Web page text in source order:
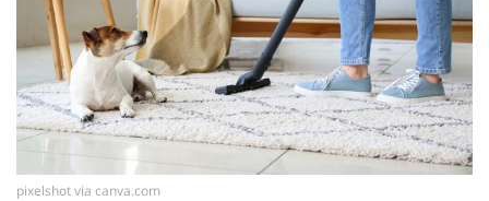
pixelshot via canva.com